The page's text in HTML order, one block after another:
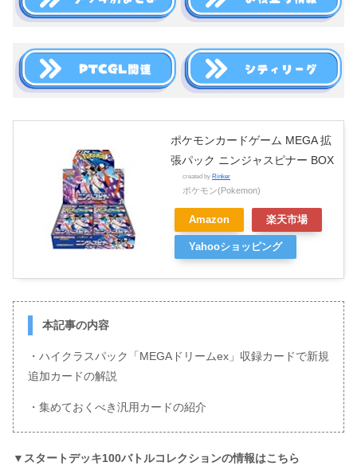
ポケモンカードゲーム MEGA 拡
張パック ニンジャスピナー BOX
created by Rinker
ポケモン(Pokemon)
Amazon 楽天市場
Yahooショッピング
本記事の内容
・ハイクラスパック「MEGAドリームex」収録カードで新規
追加カードの解説
・集めておくべき汎用カードの紹介
▼スタートデッキ100バトルコレクションの情報はこちら